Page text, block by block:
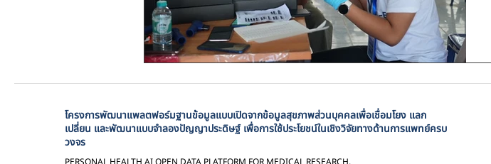
โครงการพัฒนาแพลตฟอร์มฐานข้อมูลแบบเปิดจากข้อมูลสุขภาพส่วนบุคคลเพื่อเชื่อมโยง แลก
เปลี่ยน และพัฒนาแบบจำลองปัญญาประดิษฐ์ เพื่อการใช้ประโยชน์ในเชิงวิจัยทางด้านการแพทย์ครบ
วงจร